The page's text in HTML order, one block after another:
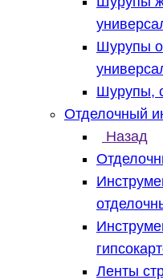
Шурупы
Шурупы,
Отделочный
Назад
Ленты